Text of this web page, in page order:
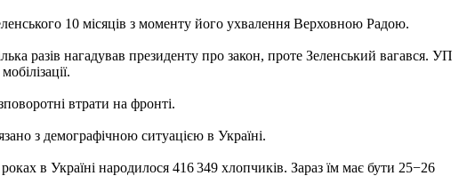
10 місяців з моменту його ухвалення Верховною Радою.
разів нагадував президенту про закон, проте Зеленський вагався. УП
втрати на фронті.
з демографічною ситуацією в Україні.
в Україні народилося 416 349 хлопчиків. Зараз їм має бути 25−26